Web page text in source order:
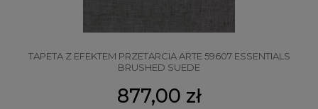
TAPETA Z EFEKTEM PRZETARCIA ARTE 59607 ESSENTIALS
BRUSHED SUEDE
877,00 zł